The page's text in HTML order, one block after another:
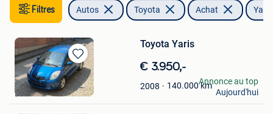
Filtres Autos Toyota Achat Yaris
Sauvegarder
dans
Mes
Favoris
Toyota Yaris
€ 3.950,-
2008 140.000 km
tony
Dilbeek
Annonce au top
Aujourd'hui